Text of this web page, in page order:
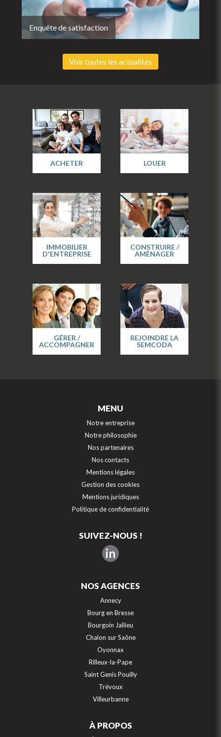
Enquête de satisfaction
Voir toutes les actualités
ACHETER LOUER
IMMOBILIER
D'ENTREPRISE
CONSTRUIRE /
AMÉNAGER
GÉRER /
ACCOMPAGNER
REJOINDRE LA
SEMCODA
MENU
Notre entreprise
Notre philosophie
Nos partenaires
Nos contacts
Mentions légales
Gestion des cookies
Mentions juridiques
Politique de confidentialité
SUIVEZ-NOUS !
in
NOS AGENCES
Annecy
Bourg en Bresse
Bourgoin Jallieu
Chalon sur Saône
Oyonnax
Rilleux-la-Pape
Saint Genis Pouilly
Trévoux
Villeurbanne
À PROPOS